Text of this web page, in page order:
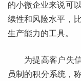
的小微企业来说可
续性和风险水平，
生产能力的工具。
为提高客户失
员制的积分系统，